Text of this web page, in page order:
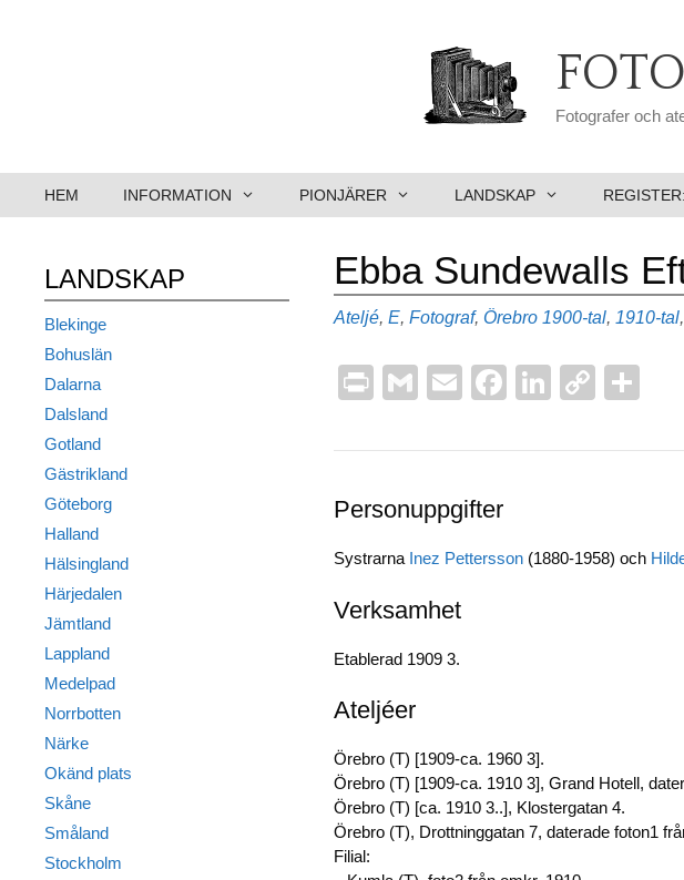
Fotografer och
HEM INFORMATION PIONJÄRER LANDSKAP
Ebba Sundewalls
Kategorier
Ateljé, E, Fotograf, Örebro Etiketter
1900-tal, 1910-tal,
Pr
t
G
ail
E
ail
F
c
o
Li
k
n
C
p
n
a
Personuppgifter
Systrarna Inez Pettersson(1880-1958) och
Verksamhet
Etablerad 1909 3.
Ateljéer
Örebro (T) [1909-ca. 1960 3].
Örebro (T) [1909-ca. 1910 3], Grand Hotell,
Örebro (T) [ca. 1910 3..], Klostergatan 4.
Örebro (T), Drottninggatan 7, daterade foton1
Filial:
LANDSKAP
Blekinge
Bohuslän
Dalarna
Dalsland
Gotland
Gästrikland
Göteborg
Halland
Hälsingland
Härjedalen
Jämtland
Lappland
Medelpad
Norrbotten
Närke
Okänd plats
Skåne
Småland
Stockholm